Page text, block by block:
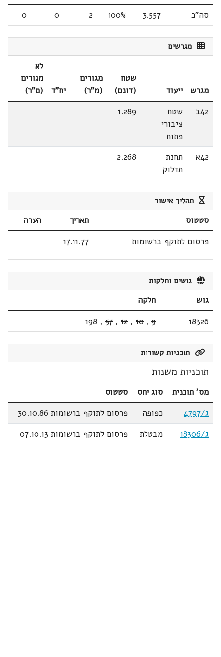
סה"כ 3.557
100%
2
0
0
מגרשים
מגרש ייעוד
שטח
(דונם)
מגורים
(מ"ר)
יח"ד
לא
מגורים
(מ"ר)
42ב
שטח
ציבורי
פתוח
1.289
42א
תחנת
תדלוק
2.268
תהליך אישור
סטטוס תאריך
הערה
פרסום לתוקף ברשומות
17.11.77
גושים וחלקות
גוש
חלקה
18326
9
,
10
,
12
,
57
,
198
תוכניות קשורות
תוכניות משנות
מס' תוכנית סוג יחס
סטטוס
ג/4797
כפופה
פרסום לתוקף ברשומות 30.10.86
ג/18306
מבטלת פרסום לתוקף ברשומות 07.10.13